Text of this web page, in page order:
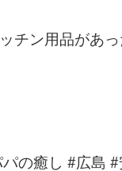
チン用品があ
の癒し #広島